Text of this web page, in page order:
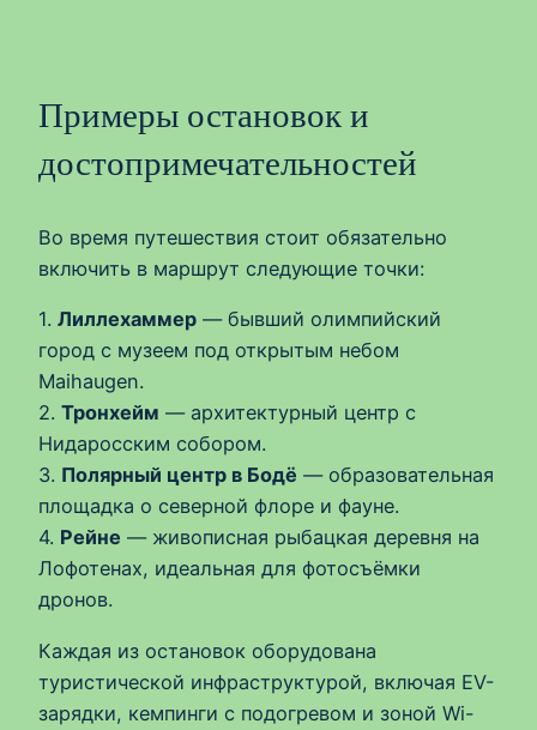
Примеры остановок и
достопримечательностей
Во время путешествия стоит обязательно
включить в маршрут следующие точки:
1. Лиллехаммер — бывший олимпийский
город с музеем под открытым небом
Maihaugen.
2. Тронхейм — архитектурный центр с
Нидаросским собором.
3. Полярный центр в Бодё — образовательная
площадка о северной флоре и фауне.
4. Рейне — живописная рыбацкая деревня на
Лофотенах, идеальная для фотосъёмки
дронов.
Каждая из остановок оборудована
туристической инфраструктурой, включая EV-
зарядки, кемпинги с подогревом и зоной Wi-